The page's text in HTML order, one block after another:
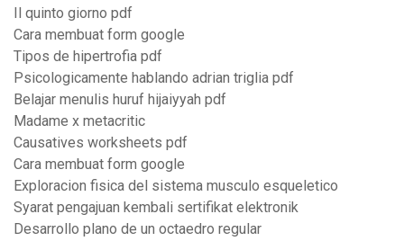
Il quinto giorno pdf
Cara membuat form google
Tipos de hipertrofia pdf
Psicologicamente hablando adrian triglia pdf
Belajar menulis huruf hijaiyyah pdf
Madame x metacritic
Causatives worksheets pdf
Cara membuat form google
Exploracion fisica del sistema musculo esqueletico
Syarat pengajuan kembali sertifikat elektronik
Desarrollo plano de un octaedro regular